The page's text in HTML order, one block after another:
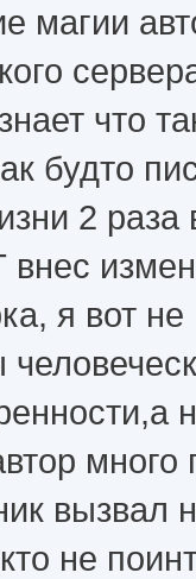
магии
что
будто
2 раза
внес
я вот
много
вызвал
не